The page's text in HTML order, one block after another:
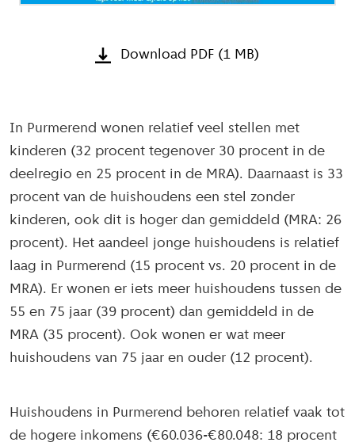
Download PDF (1 MB)
In Purmerend wonen relatief veel stellen met
kinderen (32 procent tegenover 30 procent in de
deelregio en 25 procent in de MRA). Daarnaast is 33
procent van de huishoudens een stel zonder
kinderen, ook dit is hoger dan gemiddeld (MRA: 26
procent). Het aandeel jonge huishoudens is relatief
laag in Purmerend (15 procent vs. 20 procent in de
MRA). Er wonen er iets meer huishoudens tussen de
55 en 75 jaar (39 procent) dan gemiddeld in de
MRA (35 procent). Ook wonen er wat meer
huishoudens van 75 jaar en ouder (12 procent).
Huishoudens in Purmerend behoren relatief vaak tot
de hogere inkomens (€60.036-€80.048: 18 procent